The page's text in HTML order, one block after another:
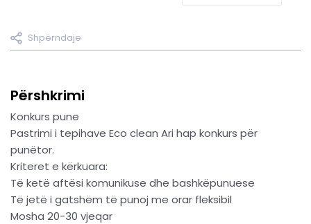
Shpërndaje
Përshkrimi
Konkurs pune
Pastrimi i tepihave Eco clean Ari hap konkurs për
punëtor.
Kriteret e kërkuara:
Të ketë aftësi komunikuse dhe bashkëpunuese
Të jetë i gatshëm të punoj me orar fleksibil
Mosha 20-30 vjeqar